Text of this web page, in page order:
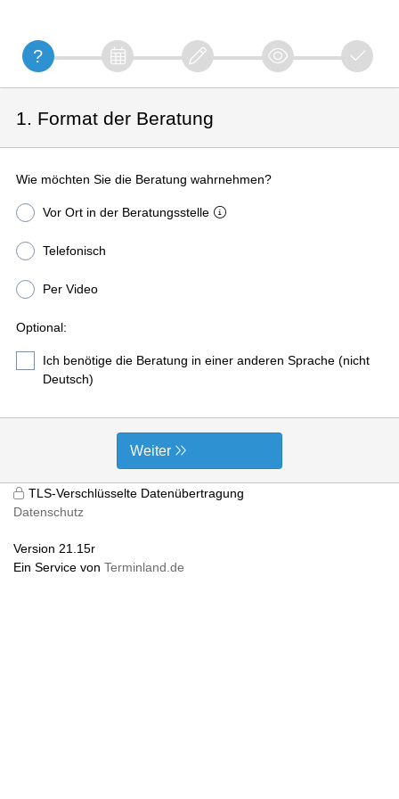
1. Format der Beratung
Wie möchten Sie die Beratung wahrnehmen?
Vor Ort in der Beratungsstelle
Telefonisch
Per Video
Optional:
Ich benötige die Beratung in einer anderen Sprache (nicht
Deutsch)
Weiter
TLS-Verschlüsselte Datenübertragung
Datenschutz
Version 21.15r
Ein Service von Terminland.de